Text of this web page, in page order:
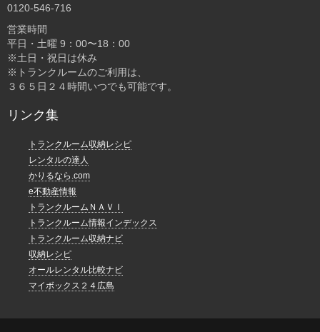
0120-546-716
営業時間
平日・土曜 9：00〜18：00
※土日・祝日は休み
※トランクルームのご利用は、
３６５日２４時間いつでも可能です。
リンク集
トランクルーム収納レシピ
レンタルの達人
かりるなら.com
e不動産情報
トランクルームＮＡＶＩ
トランクルーム情報インデックス
トランクルーム収納ナビ
収納レシピ
オールレンタル比較ナビ
マイボックス２４広島